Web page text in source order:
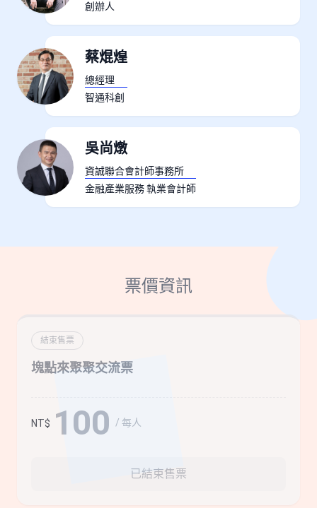
創辦人
蔡焜煌
總經理
智通科創
吳尚燉
資誠聯合會計師事務所
金融產業服務 執業會計師
票價資訊
結束售票
塊點來聚聚交流票
NT$ 100 / 每人
已結束售票